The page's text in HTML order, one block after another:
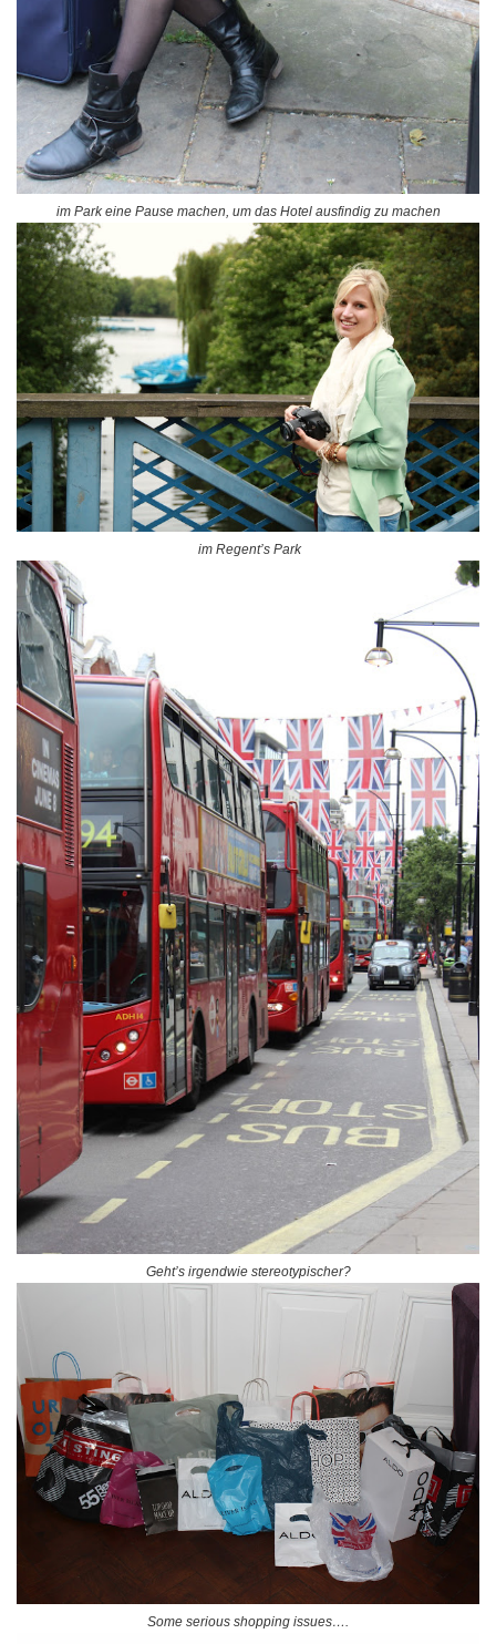
im Park eine Pause machen, um das Hotel ausfindig zu machen
im Regent’s Park
Geht’s irgendwie stereotypischer?
Some serious shopping issues….